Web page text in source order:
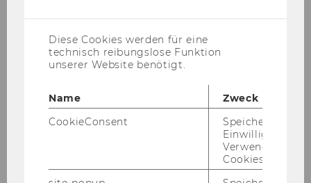
Hornik
kurt.hornik@wu.ac.at
Assistant:
Claudia Hoffmann
Diese Cookies werden für eine
technisch reibungslose Funktion
unserer Website benötigt.
Name
Zweck
CookieConsent
Speichert Ihre
Einwilligung zur
Verwendung von
Cookies.